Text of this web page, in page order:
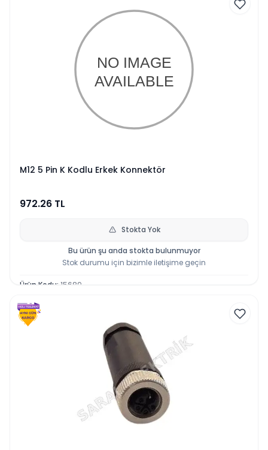
M12 5 Pin K Kodlu Erkek Konnektör
972.26 TL
Stokta Yok
Bu ürün şu anda stokta bulunmuyor
Stok durumu için bizimle iletişime geçin
Ürün Kodu: 15689